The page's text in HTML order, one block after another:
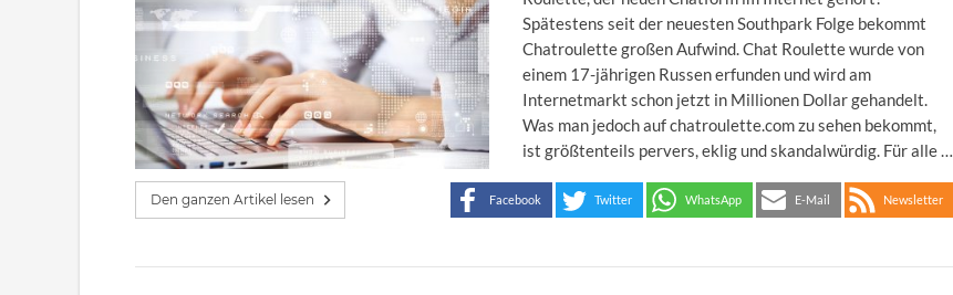
Spätestens seit der neuesten Southpark Folge bekommt
Chatroulette großen Aufwind. Chat Roulette wurde von
einem 17-jährigen Russen erfunden und wird am
Internetmarkt schon jetzt in Millionen Dollar gehandelt.
Was man jedoch auf chatroulette.com zu sehen bekommt,
ist größtenteils pervers, eklig und skandalwürdig. Für alle …
Den ganzen Artikel lesen Facebook Twitter WhatsApp E-Mail Newsletter